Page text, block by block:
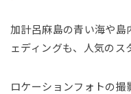
加計呂麻島の青い海や島
ェディングも、人気のス
ロケーションフォトの